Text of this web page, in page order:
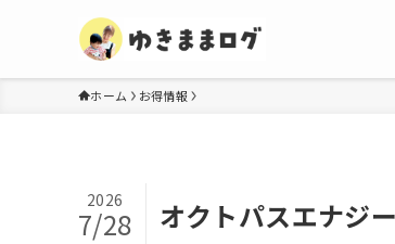
ホーム お得情報
オクトパスエナジ
2026
7/28